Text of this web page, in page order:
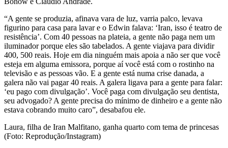
“A gente se produzia, afinava vara de luz, varria palco, levava
figurino para casa para lavar e o Edwin falava: ‘Iran, isso é teatro de
resistência’. Com 40 pessoas na plateia, a gente não paga nem um
iluminador porque eles são tabelados. A gente viajava para dividir
400, 500 reais. Hoje em dia ninguém mais apoia a não ser que você
esteja em alguma emissora, porque aí você está com o rostinho na
televisão e as pessoas vão. E a gente está numa crise danada, a
galera não vai pagar 40 reais. A galera ligava para a gente para falar:
‘eu pago com divulgação’. Você paga com divulgação seu dentista,
seu advogado? A gente precisa do mínimo de dinheiro e a gente não
estava cobrando muito caro”, desabafou ele.
Laura, filha de Iran Malfitano, ganha quarto com tema de princesas
(Foto: Reprodução/Instagram)